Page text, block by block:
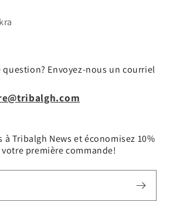
question? Envoyez-nous un courriel
à Tribalgh News et économisez 10%
votre première commande!